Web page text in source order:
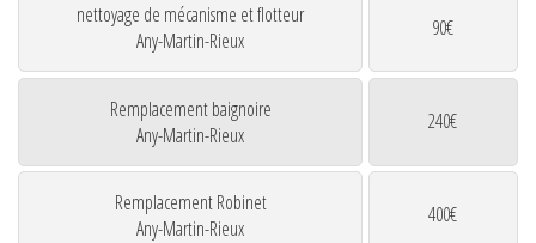
nettoyage de mécanisme et flotteur
Any-Martin-Rieux
90€
Remplacement baignoire
Any-Martin-Rieux
240€
Remplacement Robinet
Any-Martin-Rieux
400€